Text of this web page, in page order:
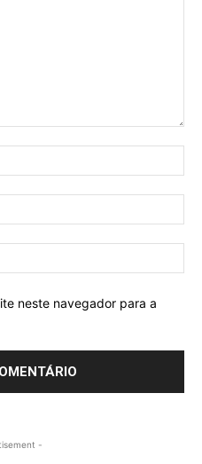
neste navegador para a
-